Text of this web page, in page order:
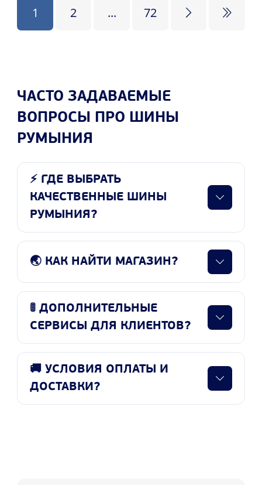
1 2 ... 72
ЧАСТО ЗАДАВАЕМЫЕ
ВОПРОСЫ ПРО ШИНЫ
РУМЫНИЯ
⚡ ГДЕ ВЫБРАТЬ
КАЧЕСТВЕННЫЕ ШИНЫ
РУМЫНИЯ?
🌏 КАК НАЙТИ МАГАЗИН?
🚦 ДОПОЛНИТЕЛЬНЫЕ
СЕРВИСЫ ДЛЯ КЛИЕНТОВ?
🚚 УСЛОВИЯ ОПЛАТЫ И
ДОСТАВКИ?